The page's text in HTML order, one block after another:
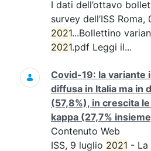
I dati dell’ottavo
survey dell’ISS
2021...Bollettino
2021.pdf Leggi il...
Covid-19: la variante
diffusa in Italia ma in
(57,8%), in crescita
kappa (27,7%
Contenuto Web
ISS, 9 luglio 2021 - La